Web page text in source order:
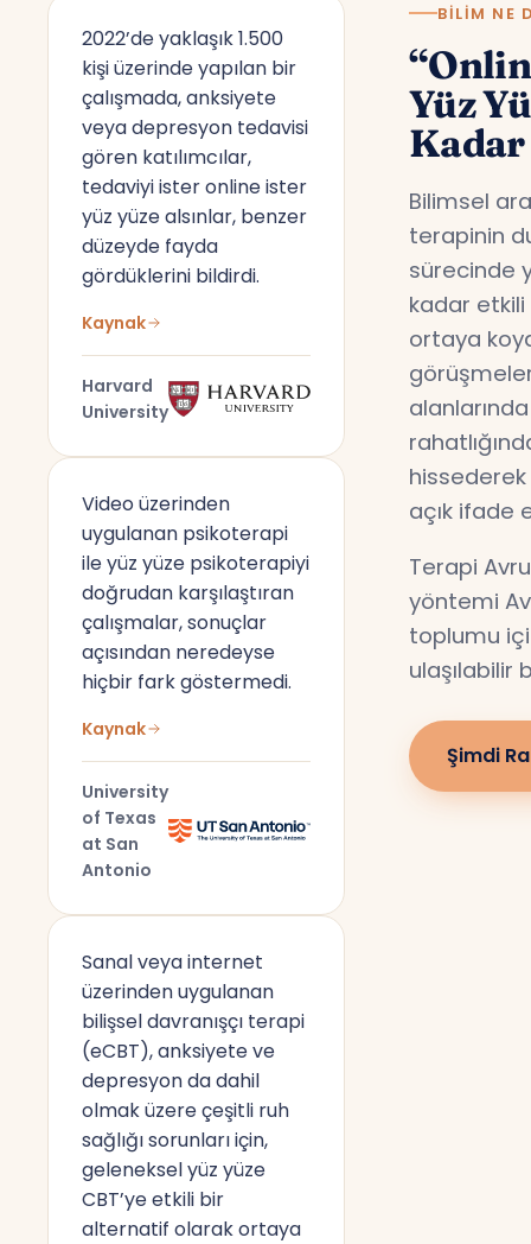
2022’de yaklaşık 1.500
kişi üzerinde yapılan bir
çalışmada, anksiyete
veya depresyon tedavisi
gören katılımcılar,
tedaviyi ister online ister
yüz yüze alsınlar, benzer
düzeyde fayda
gördüklerini bildirdi.
Kaynak
Harvard
University
Video üzerinden
uygulanan psikoterapi
ile yüz yüze psikoterapiyi
doğrudan karşılaştıran
çalışmalar, sonuçlar
açısından neredeyse
hiçbir fark göstermedi.
Kaynak
University
of Texas
at San
Antonio
Sanal veya internet
üzerinden uygulanan
bilişsel davranışçı terapi
(eCBT), anksiyete ve
depresyon da dahil
olmak üzere çeşitli ruh
sağlığı sorunları için,
geleneksel yüz yüze
CBT’ye etkili bir
alternatif olarak ortaya
BILIM NE
Yüz
Bilimsel
terapinin
sürecinde
kadar
ortaya
açık ifade
Terapi
yöntemi
toplumu
ulaşılabilir
Şimdi